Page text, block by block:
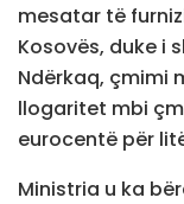
mesatar të
Kosovës, duke i
Ndërkaq, çmimi
llogaritet mbi
eurocentë për
Ministria u ka